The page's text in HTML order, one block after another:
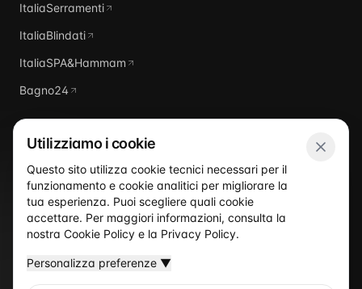
ItaliaSerramenti
ItaliaBlindati
ItaliaSPA&Hammam
Bagno24
ItaliaPiscine
Utilizziamo i cookie
Questo sito utilizza cookie tecnici necessari per il
funzionamento e cookie analitici per migliorare la
tua esperienza. Puoi scegliere quali cookie
accettare. Per maggiori informazioni, consulta la
nostra Cookie Policy e la Privacy Policy.
Personalizza preferenze ▼